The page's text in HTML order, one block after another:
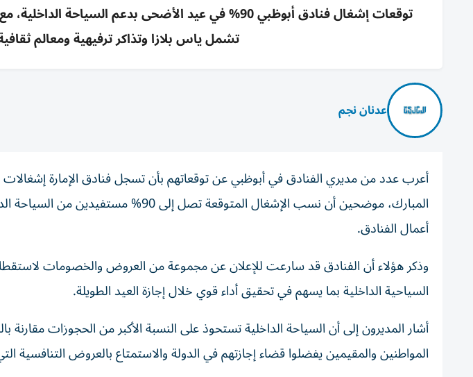
توقعات إشغال فنادق أبوظبي 90% في عيد الأضحى بدعم
تشمل ياس بلازا وتذاكر ترفيهية ومعالم
عدنان نجم
أعرب عدد من مديري الفنادق في أبوظبي عن توقعاتهم بأن تسجل فنادق الإمارة
المبارك، موضحين أن نسب الإشغال المتوقعة تصل
أعمال الفنادق.
وذكر هؤلاء أن الفنادق قد سارعت للإعلان عن مجموعة من العروض والخصومات
السياحية الداخلية بما يسهم في تحقيق أداء قوي خلال إجازة العيد الطويلة.
أشار المديرون إلى أن السياحة الداخلية تستحوذ على النسبة الأكبر من الحجوزات
المواطنين والمقيمين يفضلوا قضاء إجازتهم في الدولة والاستمتاع بالعروض التنافسية